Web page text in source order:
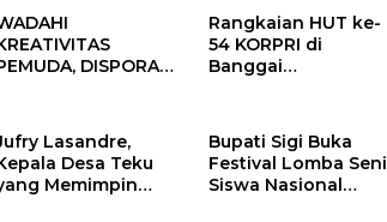
DISPORA
Rangkaian HUT ke-
54 KORPRI di
Banggai
Penyerahan SK P3K
hingga Ramah
Tamah
Lasandre,
Desa Teku
Memimpin
Bupati Sigi Buka
Festival Lomba Seni
Siswa Nasional